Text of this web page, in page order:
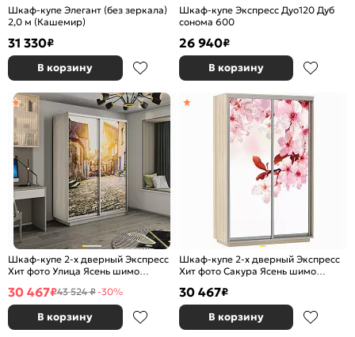
Шкаф-купе Элегант (без зеркала)
2,0 м (Кашемир)
31 330₽
В корзину
Шкаф-купе Экспресс Дуо120 Дуб
сонома 600
26 940₽
В корзину
Шкаф-купе 2-х дверный Экспресс
Хит фото Улица Ясень шимо
30 467₽43 524 ₽-30%
В корзину
Шкаф-купе 2-х дверный Экспресс
Хит фото Сакура Ясень шимо
30 467₽
В корзину